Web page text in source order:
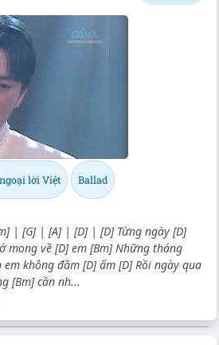
lời Việt Ballad
| [G] | [A] | [D] | [D] Từng ngày [D]
mong về [D] em [Bm] Những tháng
em không đầm [D] ấm [D] Rồi ngày qua
[Bm] cần nh...